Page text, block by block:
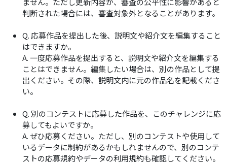
判断された場合には、審査対象外となることがあります。
Q. 応募作品を提出した後、説明文や紹介文を編集すること
はできますか。
A. 一度応募作品を提出すると、説明文や紹介文を編集する
ことはできません。編集したい場合は、別の作品として提
出ください。その際、説明文内に元の作品名を記載くださ
い。
Q. 別のコンテストに応募した作品を、このチャレンジに応
募してもよいですか。
A. ぜひ応募ください。ただし、別のコンテストや使用して
いるデータに制約があるかもしれませんので、別のコンテ
ストの応募規約やデータの利用規約も確認してください。